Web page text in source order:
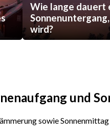
Wie lange dauert
wird?
und
sowie